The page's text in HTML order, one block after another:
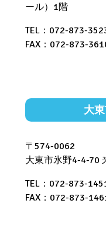
ール）1階
TEL：072-873-
FAX：072-873-
大
〒574-0062
大東市氷野4-4-70
TEL：072-873-
FAX：072-873-